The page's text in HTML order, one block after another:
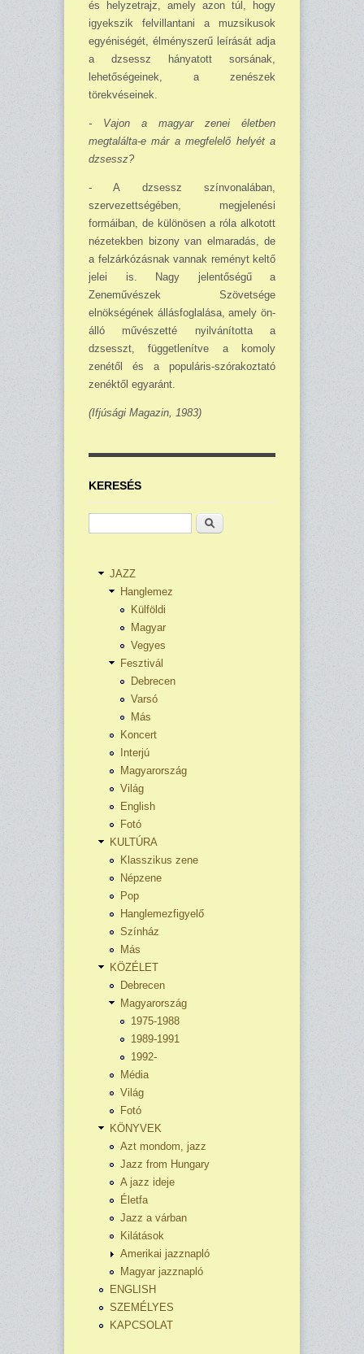
és helyzetrajz, amely azon túl, hogy
igyekszik fel­villantani a muzsikusok
egyéniségét, élményszerű leírását adja
a dzsessz hányatott sorsának,
lehetőségeinek, a zenészek
törekvéseinek.
- Vajon a magyar zenei életben
megtalálta-e már a megfelelő helyét a
dzsessz?
- A dzsessz színvonalában,
szervezettségében, megjelenési
formáiban, de különösen a ró­la alkotott
nézetekben bizony van elmaradás, de
a felzárkózásnak vannak reményt keltő
jelei is. Nagy jelentőségű a
Zeneművészek Szövetsége
elnökségének állásfoglalása, amely ön­
álló mű­vészetté nyilvánította a
dzsesszt, függetlenítve a komoly
zenétől és a populáris-szórakoz­tató
zenéktől egyaránt.
(Ifjúsági Magazin, 1983)
KERESÉS
Keresés
JAZZ
Hanglemez
Külföldi
Magyar
Vegyes
Fesztivál
Debrecen
Varsó
Más
Koncert
Interjú
Magyarország
Világ
English
Fotó
KULTÚRA
Klasszikus zene
Népzene
Pop
Hanglemezfigyelő
Színház
Más
KÖZÉLET
Debrecen
Magyarország
1975-1988
1989-1991
1992-
Média
Világ
Fotó
KÖNYVEK
Azt mondom, jazz
Jazz from Hungary
A jazz ideje
Életfa
Jazz a várban
Kilátások
Amerikai jazznapló
Magyar jazznapló
ENGLISH
SZEMÉLYES
KAPCSOLAT